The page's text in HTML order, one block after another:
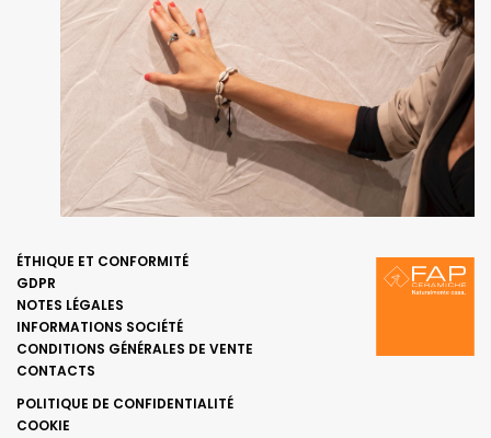
ÉTHIQUE ET CONFORMITÉ
GDPR
NOTES LÉGALES
INFORMATIONS SOCIÉTÉ
CONDITIONS GÉNÉRALES DE VENTE
CONTACTS
POLITIQUE DE CONFIDENTIALITÉ
COOKIE